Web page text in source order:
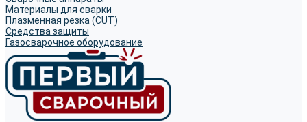
Материалы для сварки
Плазменная резка (CUT)
Средства защиты
Газосварочное оборудование